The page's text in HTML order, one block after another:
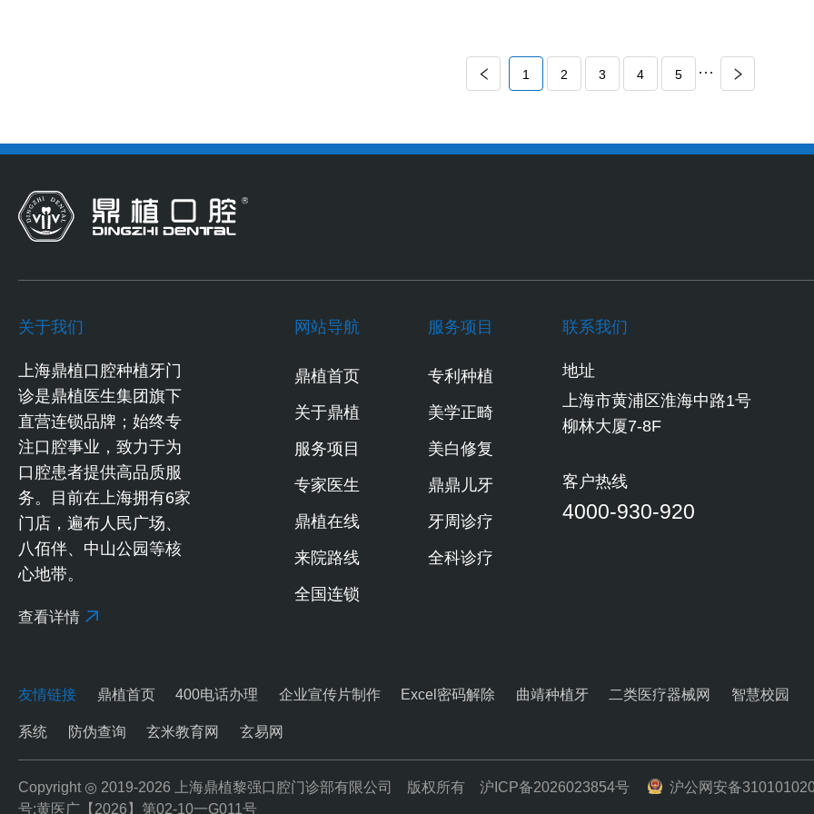
1 2 3 4 5 ···
关于我们
上海鼎植口腔种植牙门
诊是鼎植医生集团旗下
直营连锁品牌；始终专
注口腔事业，致力于为
口腔患者提供高品质服
务。目前在上海拥有6家
门店，遍布人民广场、
八佰伴、中山公园等核
心地带。
查看详情
网站导航
鼎植首页
关于鼎植
服务项目
专家医生
鼎植在线
来院路线
全国连锁
服务项目
专利种植
美学正畸
美白修复
鼎鼎儿牙
牙周诊疗
全科诊疗
联系我们
地址
上海市黄浦区淮海中路1号
柳林大厦7-8F
客户热线
4000-930-920
友情链接 鼎植首页 400电话办理 企业宣传片制作 Excel密码解除 曲靖种植牙 二类医疗器械网 智慧校园
系统 防伪查询 玄米教育网 玄易网
Copyright ◎ 2019-2026 上海鼎植黎强口腔门诊部有限公司 版权所有 沪ICP备2026023854号
沪公网安备
号:黄医广【2026】第02-10一G011号